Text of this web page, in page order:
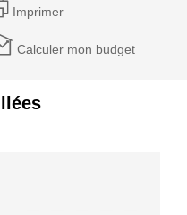
Imprimer
Calculer mon budget